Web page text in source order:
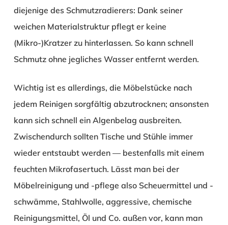
diejenige des Schmutzradierers: Dank seiner
weichen Materialstruktur pflegt er keine
(Mikro-)Kratzer zu hinterlassen. So kann schnell
Schmutz ohne jegliches Wasser entfernt werden.
Wichtig ist es allerdings, die Möbelstücke nach
jedem Reinigen sorgfältig abzutrocknen; ansonsten
kann sich schnell ein Algenbelag ausbreiten.
Zwischendurch sollten Tische und Stühle immer
wieder entstaubt werden — bestenfalls mit einem
feuchten Mikrofasertuch. Lässt man bei der
Möbelreinigung und -pflege also Scheuermittel und -
schwämme, Stahlwolle, aggressive, chemische
Reinigungsmittel, Öl und Co. außen vor, kann man